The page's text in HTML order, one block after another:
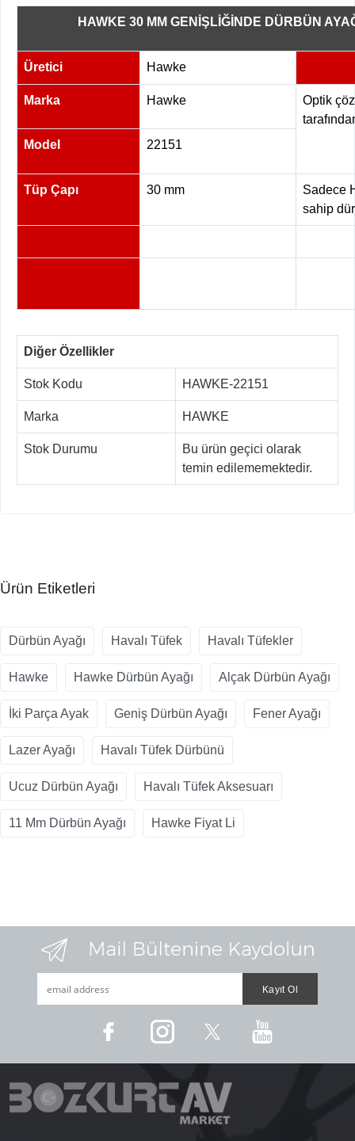
HAWKE 30 MM GENİŞLİĞİNDE DÜRBÜN
Üretici Hawke
Marka Hawke
Optik
Model
22151
Tüp Çapı 30 mm
Sadece
sahip
Diğer Özellikler
Stok Kodu HAWKE-22151
Marka HAWKE
Stok Durumu
Bu ürün geçici olarak
temin edilememektedir.
Ürün Etiketleri
Dürbün Ayağı Havalı Tüfek Havalı Tüfekler
Hawke Hawke Dürbün Ayağı Alçak Dürbün Ayağı
İki Parça Ayak Geniş Dürbün Ayağı Fener Ayağı
Lazer Ayağı Havalı Tüfek Dürbünü
Ucuz Dürbün Ayağı Havalı Tüfek Aksesuarı
11 Mm Dürbün Ayağı Hawke Fiyat Li